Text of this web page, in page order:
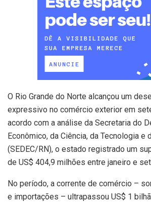
O Rio Grande do Norte alcançou um
expressivo no comércio exterior em
acordo com a análise da Secretaria do
Econômico, da Ciência, da Tecnologia e
(SEDEC/RN), o estado registrado um
de US$ 404,9 milhões entre janeiro e
No período, a corrente de comércio –
e importações – ultrapassou US$ 1